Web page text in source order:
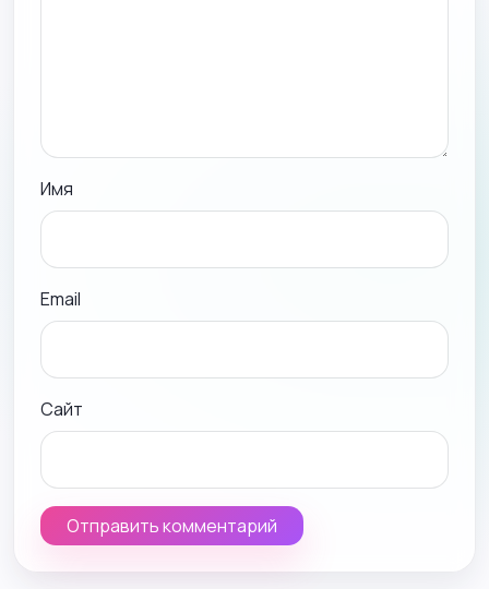
Имя
Email
Сайт